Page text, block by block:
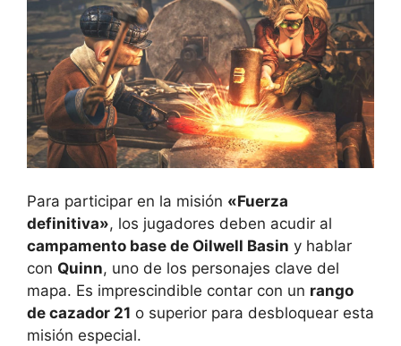
Para participar en la misión «Fuerza
definitiva», los jugadores deben acudir al
campamento base de Oilwell Basin y hablar
con Quinn, uno de los personajes clave del
mapa. Es imprescindible contar con un rango
de cazador 21 o superior para desbloquear esta
misión especial.